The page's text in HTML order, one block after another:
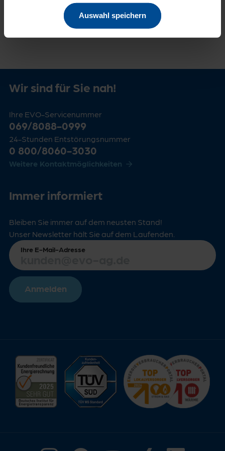
Auswahl speichern
Wir sind für Sie nah!
Ihre EVO-Servicenummer
069/8088-0999
24-Stunden Entstörungsnummer
0 800/8060-3030
Weitere Kontaktmöglichkeiten
Immer informiert
Bleiben Sie immer auf dem neusten Stand!
Unser Newsletter hält Sie auf dem Laufenden.
Ihre E-Mail-Adresse
Anmelden